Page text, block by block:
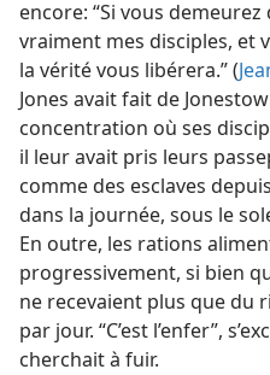
encore: “Si vous
vraiment mes disciples, et
la vérité vous libérera.” (
Jones avait fait de
concentration où ses
il leur avait pris leurs
comme des esclaves
dans la journée, sous le
En outre, les rations
progressivement, si bien
ne recevaient plus que du
par jour. “C’est l’enfer”,
cherchait à fuir.